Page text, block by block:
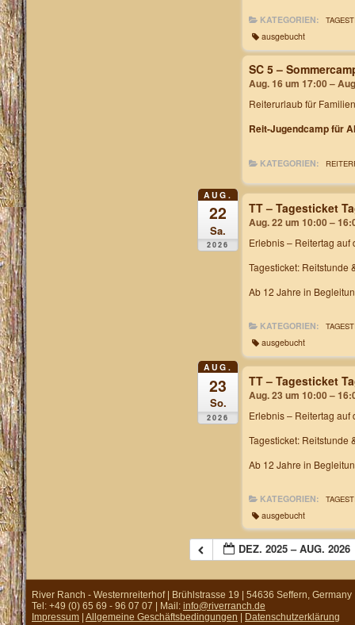
KATEGORIEN:
ausgebucht
SC 5 –
Aug. 16 um 17:00 –
Reiterurlaub für Familien
Reit-Jugendcamp für
KATEGORIEN:
AUG.
22
Sa.
2026
TT – Tagesticket
Aug. 22 um 10:00 –
Erlebnis – Reitertag auf
Tagesticket: Reitstunde
Ab 12 Jahre in
KATEGORIEN:
ausgebucht
AUG.
23
So.
2026
TT – Tagesticket
Aug. 23 um 10:00 –
Erlebnis – Reitertag auf
Tagesticket: Reitstunde
Ab 12 Jahre in
KATEGORIEN:
ausgebucht
DEZ. 2025 – AUG. 2026
River Ranch - Westernreiterhof | Brühlstrasse 19 | 54636 Seffern, Germany
Tel: +49 (0) 65 69 - 96 07 07 | Mail: info@riverranch.de
Impressum | Allgemeine Geschäftsbedingungen | Datenschutzerklärung